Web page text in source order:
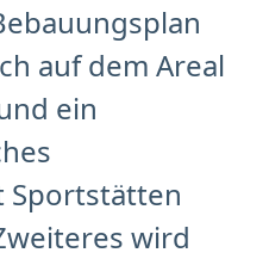
auf dem Areal
ein
Sportstätten
wird